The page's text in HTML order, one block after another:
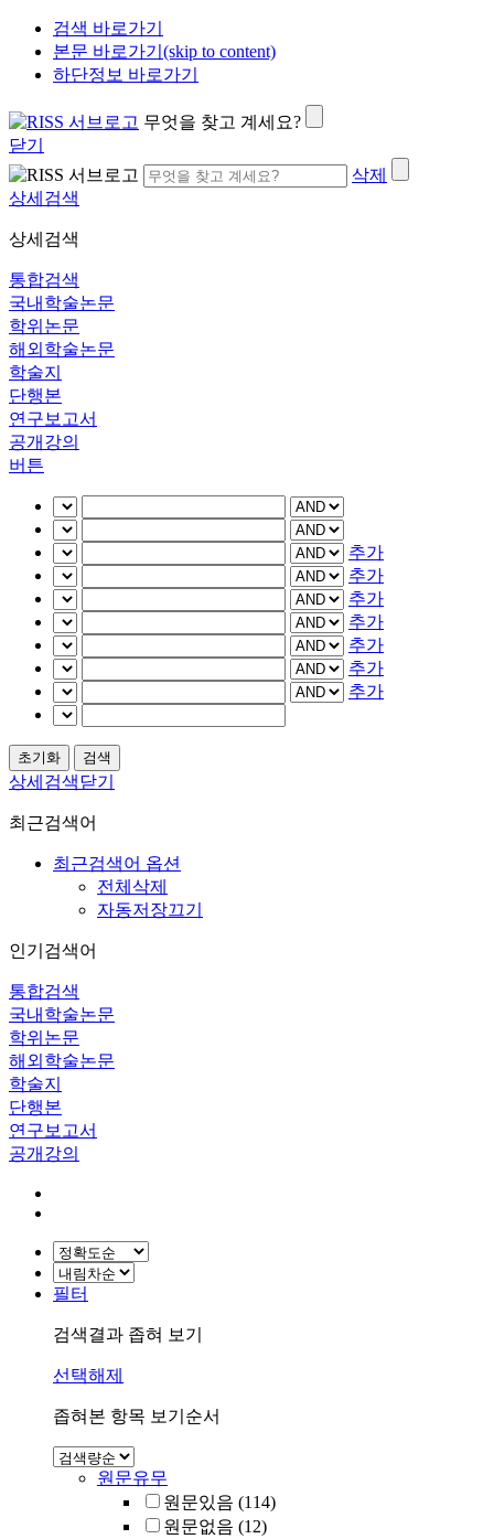
검색 바로가기
본문 바로가기(skip to content)
하단정보 바로가기
무엇을 찾고 계세요?
닫기
삭제
상세검색
상세검색
통합검색
국내학술논문
학위논문
해외학술논문
학술지
단행본
연구보고서
공개강의
버튼
추가
추가
추가
추가
추가
추가
추가
상세검색닫기
최근검색어
최근검색어 옵션
전체삭제
자동저장끄기
인기검색어
통합검색
국내학술논문
학위논문
해외학술논문
학술지
단행본
연구보고서
공개강의
필터
검색결과 좁혀 보기
선택해제
좁혀본 항목 보기순서
원문유무
원문있음 (114)
원문없음 (12)